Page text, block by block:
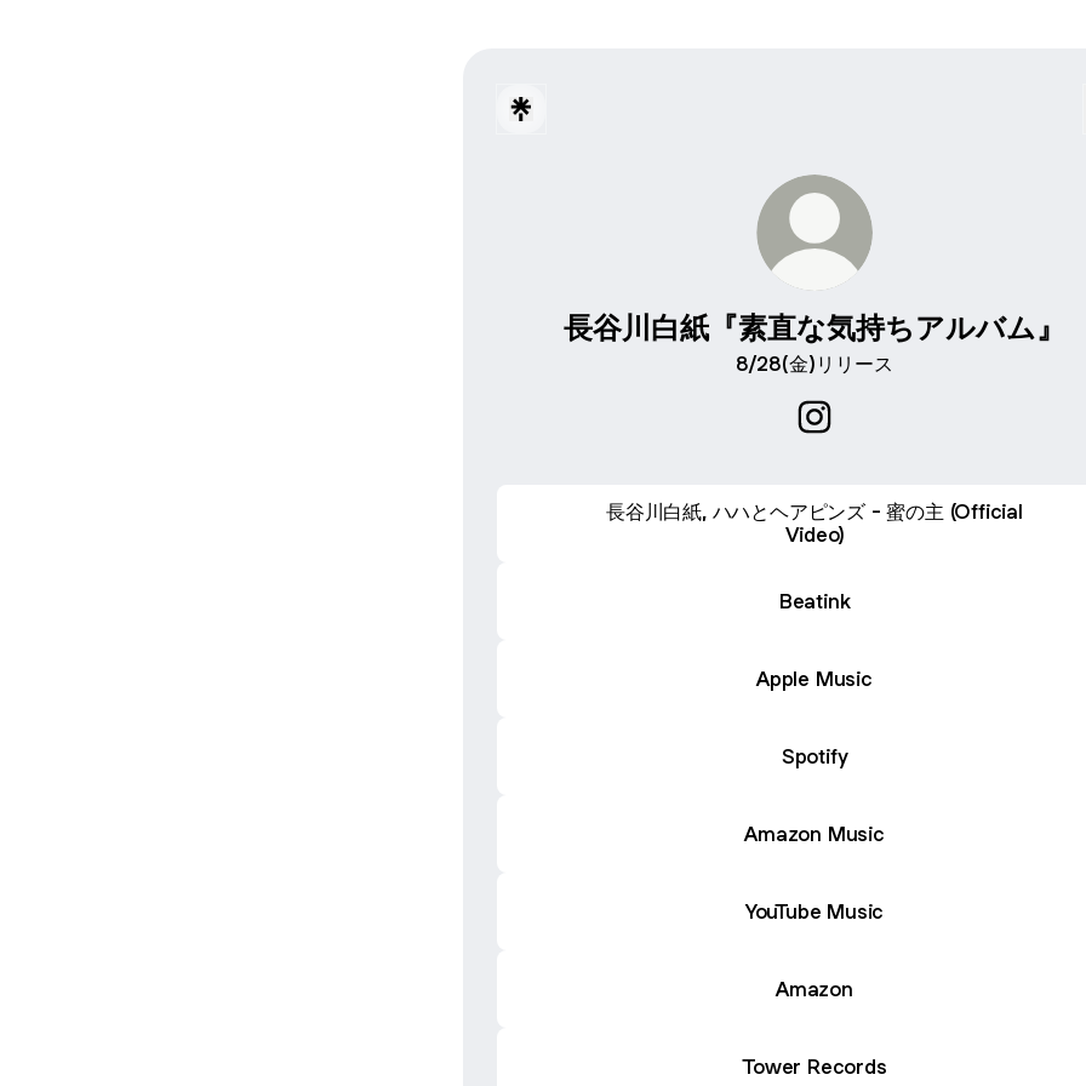
長谷川白紙『素直な気持ちアルバム』
8/28(金)リリース
長谷川白紙, ハハとヘアピンズ - 蜜の主 (Official
Video)
Beatink
Apple Music
Spotify
Amazon Music
YouTube Music
Amazon
Tower Records